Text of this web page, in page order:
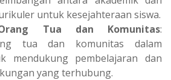
untuk kesejahteraan siswa.
Tua dan Komunitas:
tua dan komunitas dalam
mendukung pembelajaran dan
yang terhubung.